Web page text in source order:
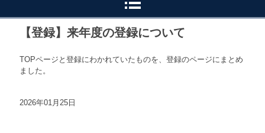
【登録】来年度の登録について
TOPページと登録にわかれていたものを、登録のページにまとめ
ました。
2026年01月25日